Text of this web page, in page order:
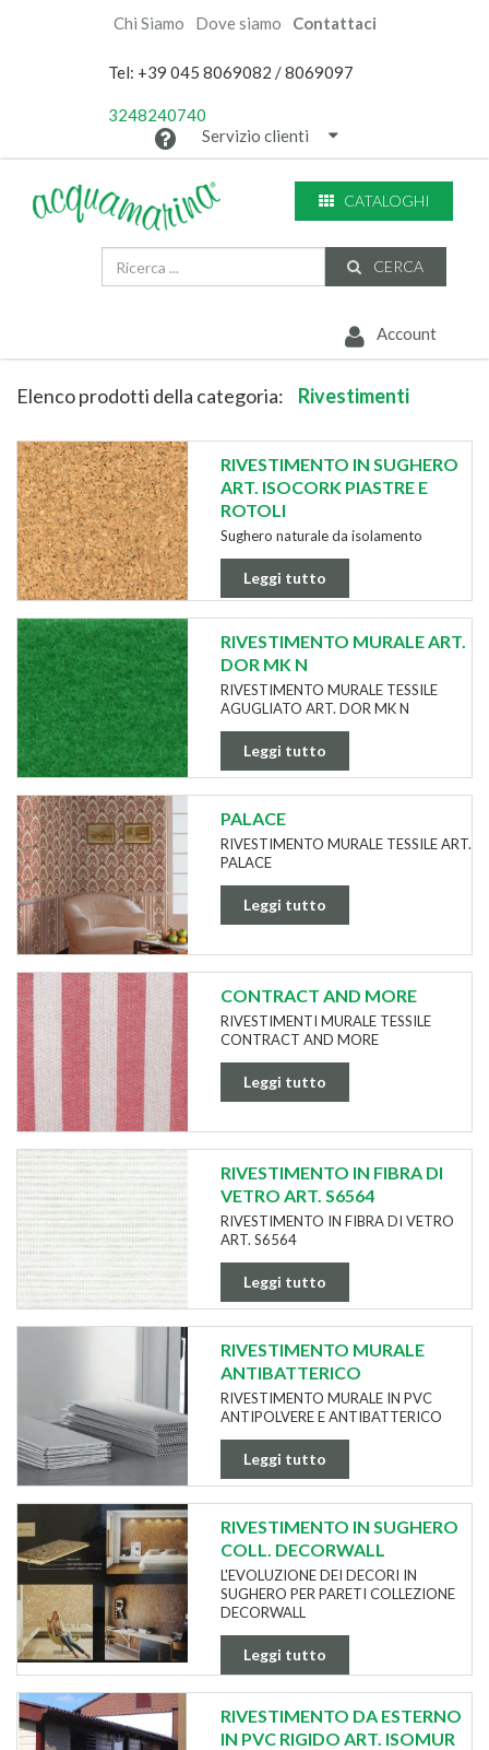
Chi Siamo Dove siamo Contattaci
Tel: +39 045 8069082 / 8069097
3248240740
Servizio clienti
CATALOGHI
CERCA
Account
Elenco prodotti della categoria: Rivestimenti
RIVESTIMENTO IN SUGHERO
ART. ISOCORK PIASTRE E
ROTOLI
Sughero naturale da isolamento
Leggi tutto
RIVESTIMENTO MURALE ART.
DOR MK N
RIVESTIMENTO MURALE TESSILE
AGUGLIATO ART. DOR MK N
Leggi tutto
PALACE
RIVESTIMENTO MURALE TESSILE ART.
PALACE
Leggi tutto
CONTRACT AND MORE
RIVESTIMENTI MURALE TESSILE
CONTRACT AND MORE
Leggi tutto
RIVESTIMENTO IN FIBRA DI
VETRO ART. S6564
RIVESTIMENTO IN FIBRA DI VETRO
ART. S6564
Leggi tutto
RIVESTIMENTO MURALE
ANTIBATTERICO
RIVESTIMENTO MURALE IN PVC
ANTIPOLVERE E ANTIBATTERICO
Leggi tutto
RIVESTIMENTO IN SUGHERO
COLL. DECORWALL
L'EVOLUZIONE DEI DECORI IN
SUGHERO PER PARETI COLLEZIONE
DECORWALL
Leggi tutto
RIVESTIMENTO DA ESTERNO
IN PVC RIGIDO ART. ISOMUR